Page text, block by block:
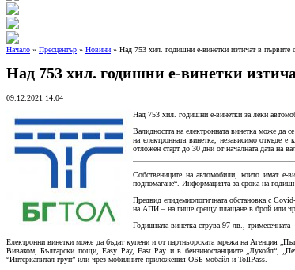
Начало » Пресцентър » Новини » Над 753 хил. годишни е-винетки изтичат в първите
Над 753 хил. годишни е-винетки
09.12.2021 14:04
Над 753 хил. годишни е-винетки за леки
Валидността на електронната винетка може да
на електронната винетка, независимо откъде
отложен старт до 30 дни от началната дата на
Собствениците на автомобили, които имат е-
подпомагане“. Информацията за срока на
Предвид епидемиологичната обстановка с
на АПИ – на гише срещу плащане в брой или чрез
Годишната винетка струва 97 лв.,
Електронни винетки може да бъдат купени и от партньорската мрежа на Агенция
Виваком, Български пощи, Easy Pay, Fast Pay и в бензиностанциите „Лукойл“,
“Интеркапитал груп” или чрез мобилните приложения ОББ мобайл и TollPass.